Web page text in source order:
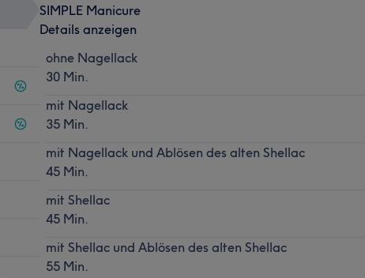
SIMPLE Manicure
Details anzeigen
ohne Nagellack
30 Min.
mit Nagellack
35 Min.
mit Nagellack und Ablösen des alten Shellac
45 Min.
mit Shellac
45 Min.
mit Shellac und Ablösen des alten Shellac
55 Min.